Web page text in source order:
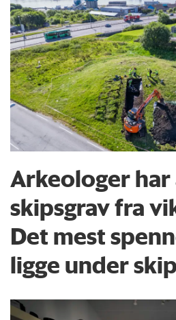
Arkeologer har
skipsgrav fra
Det mest
ligge under